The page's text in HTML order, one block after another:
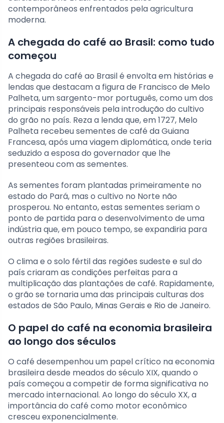
contemporâneos enfrentados pela agricultura
moderna.
A chegada do café ao Brasil: como tudo
começou
A chegada do café ao Brasil é envolta em histórias e
lendas que destacam a figura de Francisco de Melo
Palheta, um sargento-mor português, como um dos
principais responsáveis pela introdução do cultivo
do grão no país. Reza a lenda que, em 1727, Melo
Palheta recebeu sementes de café da Guiana
Francesa, após uma viagem diplomática, onde teria
seduzido a esposa do governador que lhe
presenteou com as sementes.
As sementes foram plantadas primeiramente no
estado do Pará, mas o cultivo no Norte não
prosperou. No entanto, estas sementes seriam o
ponto de partida para o desenvolvimento de uma
indústria que, em pouco tempo, se expandiria para
outras regiões brasileiras.
O clima e o solo fértil das regiões sudeste e sul do
país criaram as condições perfeitas para a
multiplicação das plantações de café. Rapidamente,
o grão se tornaria uma das principais culturas dos
estados de São Paulo, Minas Gerais e Rio de Janeiro.
O papel do café na economia brasileira
ao longo dos séculos
O café desempenhou um papel crítico na economia
brasileira desde meados do século XIX, quando o
país começou a competir de forma significativa no
mercado internacional. Ao longo do século XX, a
importância do café como motor econômico
cresceu exponencialmente.